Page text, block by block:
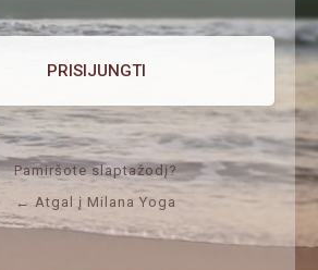
Pamiršote slaptažodį?
← Atgal į Milana Yoga